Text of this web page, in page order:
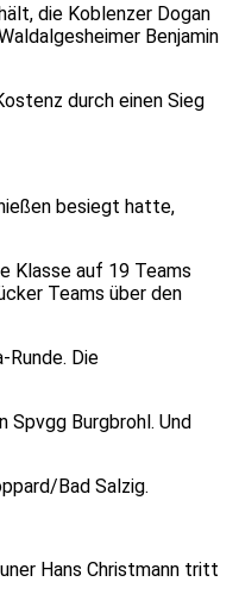
die Koblenzer Dogan
Benjamin
durch einen Sieg
besiegt hatte,
Klasse auf 19 Teams
Teams über den
Runde. Die
Spvgg Burgbrohl. Und
Bad Salzig.
Hans Christmann tritt